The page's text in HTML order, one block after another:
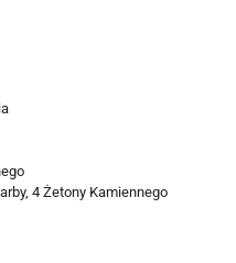
4 Żetony Kamiennego